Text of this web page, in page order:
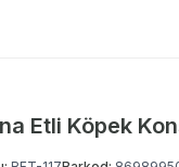
Etli Köpek